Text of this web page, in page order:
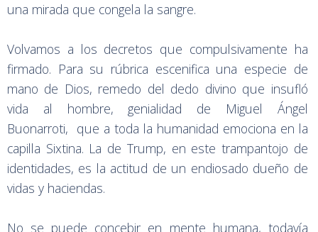
una mirada que congela la sangre.
Volvamos a los decretos que compulsivamente ha
firmado. Para su rúbrica escenifica una especie de
mano de Dios, remedo del dedo divino que insufló
vida al hombre, genialidad de Miguel Ángel
Buonarroti, que a toda la humanidad emociona en la
capilla Sixtina. La de Trump, en este trampantojo de
identidades, es la actitud de un endiosado dueño de
vidas y haciendas.
No se puede concebir en mente humana, todavía